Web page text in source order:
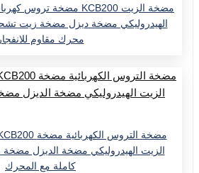
الهيدروليكي مضخة ديزل مضخة زيت
محرك مقاوم للانفجار
الزيت الهيدروليكي مضخة الديزل
كاملة مع المحرك